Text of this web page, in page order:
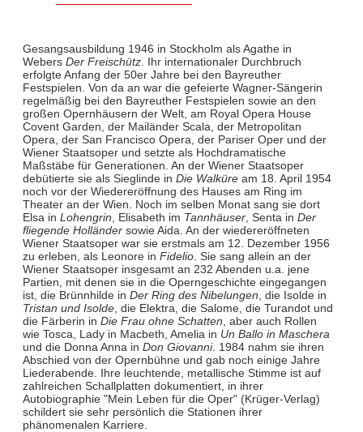
Gesangsausbildung 1946 in Stockholm als Agathe in
Webers Der Freischütz. Ihr internationaler Durchbruch
erfolgte Anfang der 50er Jahre bei den Bayreuther
Festspielen. Von da an war die gefeierte Wagner-Sängerin
regelmäßig bei den Bayreuther Festspielen sowie an den
großen Opernhäusern der Welt, am Royal Opera House
Covent Garden, der Mailänder Scala, der Metropolitan
Opera, der San Francisco Opera, der Pariser Oper und der
Wiener Staatsoper und setzte als Hochdramatische
Maßstäbe für Generationen. An der Wiener Staatsoper
debütierte sie als Sieglinde in Die Walküream 18. April 1954
noch vor der Wiedereröffnung des Hauses am Ring im
Theater an der Wien. Noch im selben Monat sang sie dort
Elsa in Lohengrin , Elisabeth im Tannhäuser, Senta in Der
fliegende Holländersowie Aida. An der wiedereröffneten
Wiener Staatsoper war sie erstmals am 12. Dezember 1956
zu erleben, als Leonore in Fidelio. Sie sang allein an der
Wiener Staatsoper insgesamt an 232 Abenden u.a. jene
Partien, mit denen sie in die Operngeschichte eingegangen
ist, die Brünnhilde in Der Ring des Nibelungen , die Isolde in
Tristan und Isolde, die Elektra, die Salome, die Turandot und
die Färberin in Die Frau ohne Schatten , aber auch Rollen
wie Tosca, Lady in Macbeth, Amelia in Un Ballo in Maschera
und die Donna Anna in Don Giovanni. 1984 nahm sie ihren
Abschied von der Opernbühne und gab noch einige Jahre
Liederabende. Ihre leuchtende, metallische Stimme ist auf
zahlreichen Schallplatten dokumentiert, in ihrer
Autobiographie "Mein Leben für die Oper" (Krüger-Verlag)
schildert sie sehr persönlich die Stationen ihrer
phänomenalen Karriere.